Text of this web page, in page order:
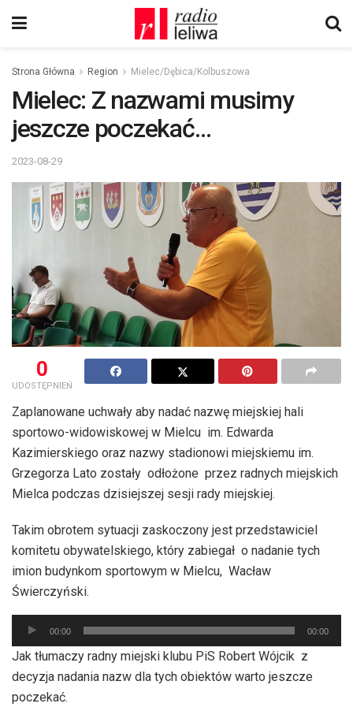
Strona Główna Region Mielec/Dębica/Kolbuszowa
Mielec: Z nazwami musimy
jeszcze poczekać…
2023-08-29
0
UDOSTĘPNIEŃ
Zaplanowane uchwały aby nadać nazwę miejskiej hali
sportowo-widowiskowej w Mielcu im. Edwarda
Kazimierskiego oraz nazwy stadionowi miejskiemu im.
Grzegorza Lato zostały odłożone przez radnych miejskich
Mielca podczas dzisiejszej sesji rady miejskiej.
Takim obrotem sytuacji zaskoczony jest przedstawiciel
komitetu obywatelskiego, który zabiegał o nadanie tych
imion budynkom sportowym w Mielcu, Wacław
Świerczyński.
Odtwarzacz
plików
dźwiękowych
00:00 00:00
Jak tłumaczy radny miejski klubu PiS Robert Wójcik z
decyzja nadania nazw dla tych obiektów warto jeszcze
poczekać.